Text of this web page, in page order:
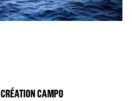
CRÉATION CAMPO